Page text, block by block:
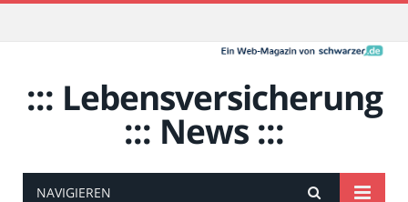
::: Lebensversicherung
::: News :::
NAVIGIEREN